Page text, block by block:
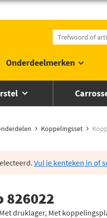
Onderdeelmerken
Koppelingsset
Vul je kenteken in of
826022
druklager, Met